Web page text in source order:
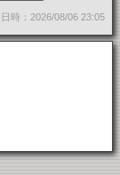
時：2026/08/06 23:05